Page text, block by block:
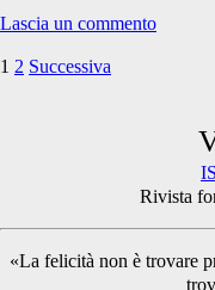
Lascia un commento
Paginazione
1 2 Successiva
Sidebar
Rivista
«La felicità non è trovare